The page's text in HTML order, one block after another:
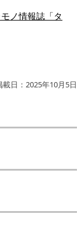
ノ情報誌「タ
載日：2025年10月5日